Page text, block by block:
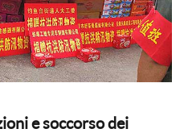
e soccorso dei